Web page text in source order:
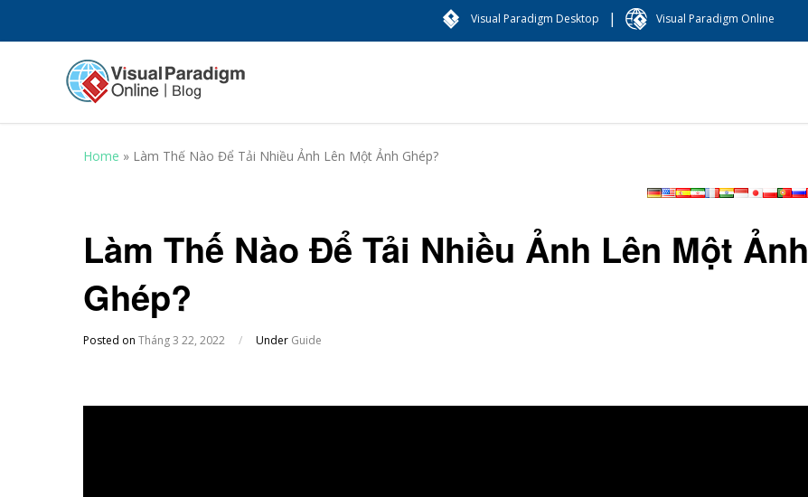
Visual Paradigm Desktop | Visual Paradigm Online
Home » Làm Thế Nào Để Tải Nhiều Ảnh Lên Một Ảnh Ghép?
Làm Thế Nào Để Tải Nhiều Ảnh Lên Một Ảnh
Ghép?
Posted on Tháng 3 22, 2022 / Under Guide